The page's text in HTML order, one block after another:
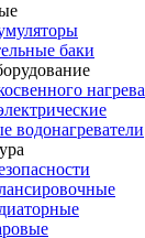
баки
нагрева
водонагреватели